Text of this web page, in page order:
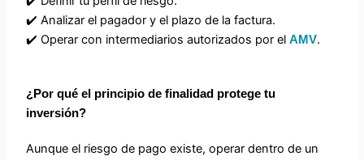
✔️ Analizar el pagador y el plazo de la factura.
✔️ Operar con intermediarios autorizados por elAMV.
¿Por qué el principio de finalidad protege tu
inversión?
Aunque el riesgo de pago existe, operar dentro de un